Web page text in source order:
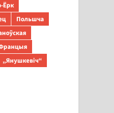
Ёрк
Польшча
„Янушкевіч“